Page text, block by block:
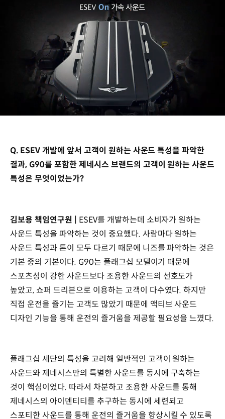
Q. ESEV 개발에 앞서 고객이 원하는 사운드 특성을 파악한
결과, G90를 포함한 제네시스 브랜드의 고객이 원하는 사운드
특성은 무엇이었는가?
김보용 책임연구원 | ESEV를 개발하는데 소비자가 원하는
사운드 특성을 파악하는 것이 중요했다. 사람마다 원하는
사운드 특성과 톤이 모두 다르기 때문에 니즈를 파악하는 것은
기본 중의 기본이다. G90는 플래그십 모델이기 때문에
스포츠성이 강한 사운드보다 조용한 사운드의 선호도가
높았고, 쇼퍼 드리븐으로 이용하는 고객이 다수였다. 하지만
직접 운전을 즐기는 고객도 많았기 때문에 액티브 사운드
디자인 기능을 통해 운전의 즐거움을 제공할 필요성을 느꼈다.
플래그십 세단의 특성을 고려해 일반적인 고객이 원하는
사운드와 제네시스만의 특별한 사운드를 동시에 구축하는
것이 핵심이었다. 따라서 차분하고 조용한 사운드를 통해
제네시스의 아이덴티티를 추구하는 동시에 세련되고
스포티한 사운드를 통해 운전의 즐거움을 향상시킬 수 있도록